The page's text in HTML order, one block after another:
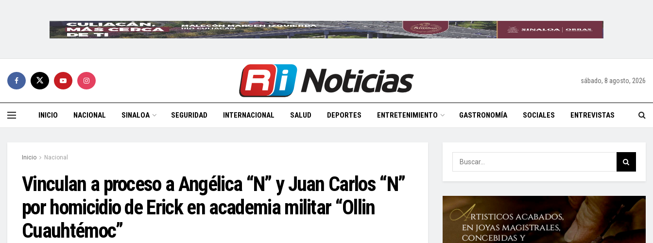
sábado, 8 agosto, 2026
INICIO NACIONAL SINALOA SEGURIDAD INTERNACIONAL SALUD DEPORTES ENTRETENIMIENTO GASTRONOMÍA SOCIALES ENTREVISTAS
Inicio Nacional
Vinculan a proceso a Angélica “N” y Juan Carlos “N”
por homicidio de Erick en academia militar “Ollin
Cuauhtémoc”